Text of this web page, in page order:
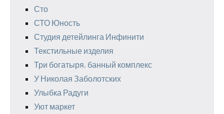
Сто
СТО Юность
Студия детейлинга Инфинити
Текстильные изделия
Три богатыря, банный комплекс
У Николая Заболотских
Улыбка Радуги
Уют маркет